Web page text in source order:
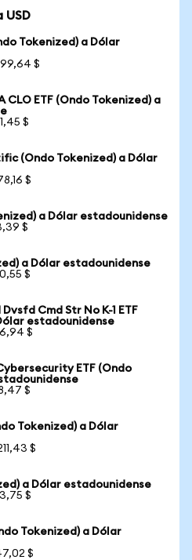
USD
Tokenized) a Dólar
$
CLO ETF (Ondo Tokenized) a
$
(Ondo Tokenized) a Dólar
$
a Dólar estadounidense
$
a Dólar estadounidense
$
Cmd Str No K-1 ETF
estadounidense
$
ETF (Ondo
$
Tokenized) a Dólar
$
a Dólar estadounidense
$
Tokenized) a Dólar
$